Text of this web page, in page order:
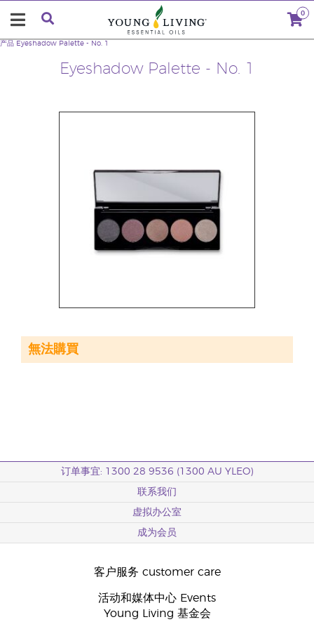
0
Eyeshadow Palette - No. 1
产品 Eyeshadow Palette - No. 1
無法購買
订单事宜: 1300 28 9536 (1300 AU YLEO)
联系我们
虚拟办公室
成为会员
客户服务 customer care
活动和媒体中心 Events
Young Living 基金会